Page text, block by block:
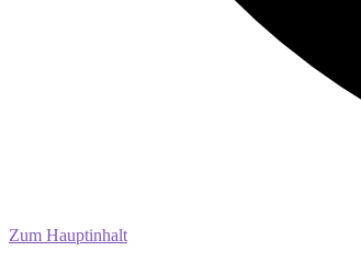
Zum Hauptinhalt